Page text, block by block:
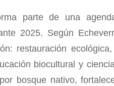
parte de una
2025. Según
restauración
biocultural y
bosque nativo,